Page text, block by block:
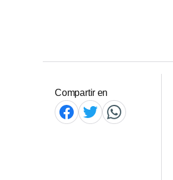
Compartir en